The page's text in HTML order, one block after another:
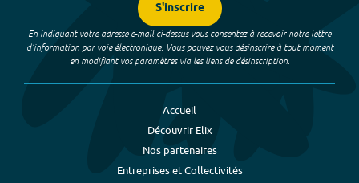
S'inscrire
En indiquant votre adresse e-mail ci-dessus vous consentez à recevoir notre lettre
d’information par voie électronique. Vous pouvez vous désinscrire à tout moment
en modifiant vos paramètres via les liens de désinscription.
Accueil
Découvrir Elix
Nos partenaires
Entreprises et Collectivités